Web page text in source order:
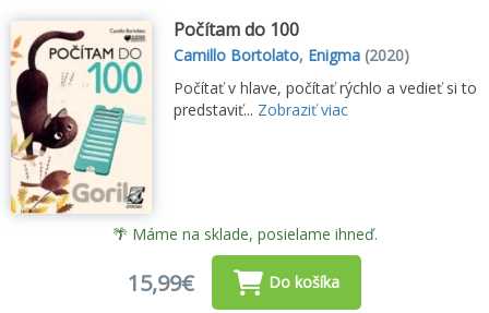
Počítam do 100
Camillo Bortolato, Enigma (2020)
Počítať v hlave, počítať rýchlo a vedieť si to
predstaviť... Zobraziť viac
🌴 Máme na sklade, posielame ihneď.
15,99€ Do košíka